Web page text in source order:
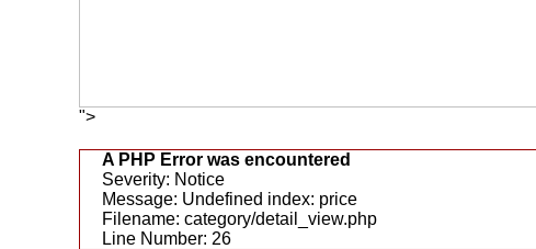
">
A PHP Error was encountered
Severity: Notice
Message: Undefined index: price
Filename: category/detail_view.php
Line Number: 26